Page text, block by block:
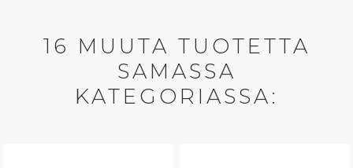
16 MUUTA TUOTETTA
SAMASSA
KATEGORIASSA: